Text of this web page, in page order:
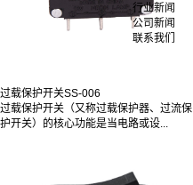
行业新闻
公司新闻
联系我们
过载保护开关SS-006
过载保护开关（又称过载保护器、过流保
护开关）的核心功能是当电路或设...